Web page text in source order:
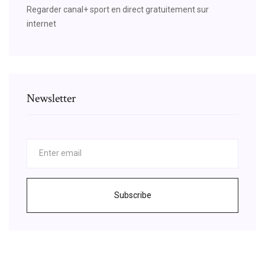
Regarder canal+ sport en direct gratuitement sur
internet
Newsletter
Subscribe